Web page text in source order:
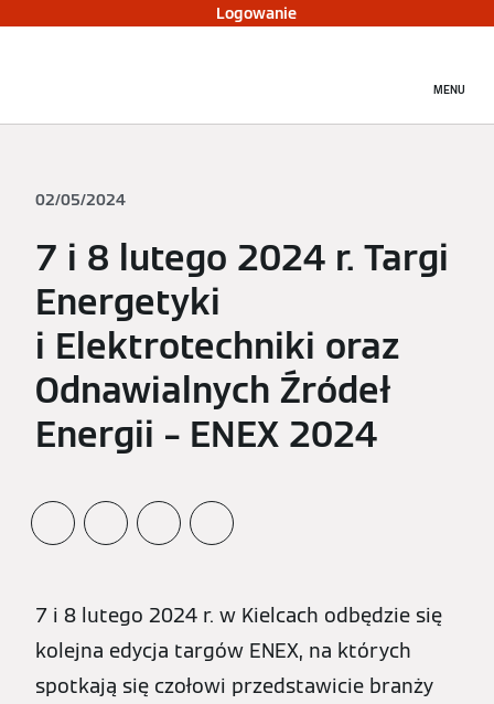
Logowanie
MENU
02/05/2024
7 i 8 lutego 2024 r. Targi
Energetyki
i Elektrotechniki oraz
Odnawialnych Źródeł
Energii – ENEX 2024
7 i 8 lutego 2024 r. w Kielcach odbędzie się
kolejna edycja targów ENEX, na których
spotkają się czołowi przedstawicie branży